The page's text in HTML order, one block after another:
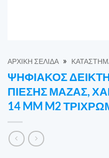
ΑΡΧΙΚΉ ΣΕΛΊΔΑ »
ΨΗΦΙΑΚΌΣ
ΠΊΕΣΗΣ ΜΆΖΑΣ,
14 MM M2